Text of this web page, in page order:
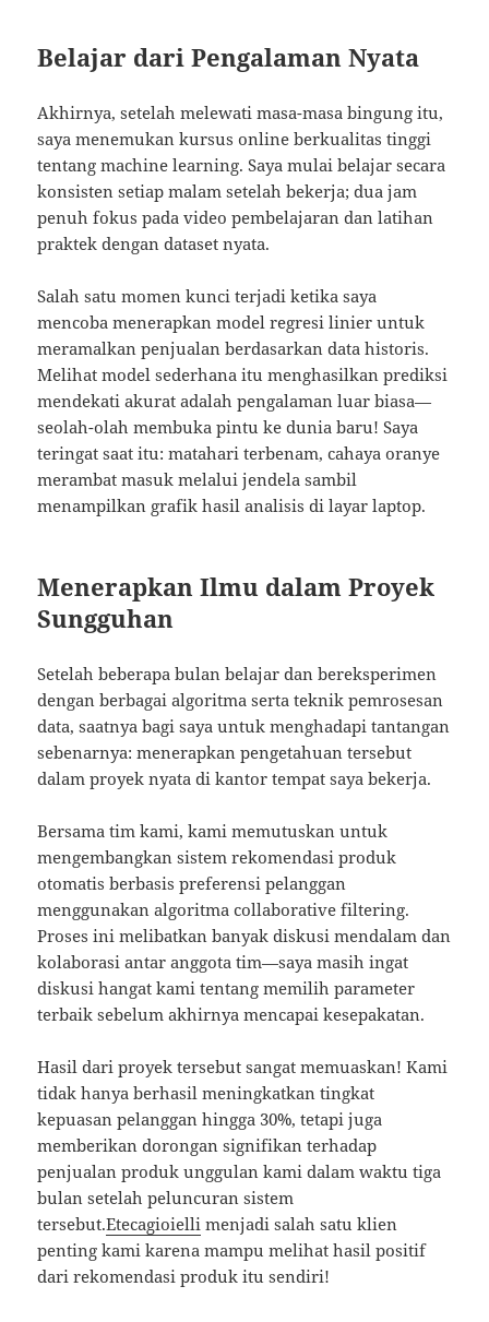
Belajar dari Pengalaman Nyata
Akhirnya, setelah melewati masa-masa bingung itu,
saya menemukan kursus online berkualitas tinggi
tentang machine learning. Saya mulai belajar secara
konsisten setiap malam setelah bekerja; dua jam
penuh fokus pada video pembelajaran dan latihan
praktek dengan dataset nyata.
Salah satu momen kunci terjadi ketika saya
mencoba menerapkan model regresi linier untuk
meramalkan penjualan berdasarkan data historis.
Melihat model sederhana itu menghasilkan prediksi
mendekati akurat adalah pengalaman luar biasa—
seolah-olah membuka pintu ke dunia baru! Saya
teringat saat itu: matahari terbenam, cahaya oranye
merambat masuk melalui jendela sambil
menampilkan grafik hasil analisis di layar laptop.
Menerapkan Ilmu dalam Proyek
Sungguhan
Setelah beberapa bulan belajar dan bereksperimen
dengan berbagai algoritma serta teknik pemrosesan
data, saatnya bagi saya untuk menghadapi tantangan
sebenarnya: menerapkan pengetahuan tersebut
dalam proyek nyata di kantor tempat saya bekerja.
Bersama tim kami, kami memutuskan untuk
mengembangkan sistem rekomendasi produk
otomatis berbasis preferensi pelanggan
menggunakan algoritma collaborative filtering.
Proses ini melibatkan banyak diskusi mendalam dan
kolaborasi antar anggota tim—saya masih ingat
diskusi hangat kami tentang memilih parameter
terbaik sebelum akhirnya mencapai kesepakatan.
Hasil dari proyek tersebut sangat memuaskan! Kami
tidak hanya berhasil meningkatkan tingkat
kepuasan pelanggan hingga 30%, tetapi juga
memberikan dorongan signifikan terhadap
penjualan produk unggulan kami dalam waktu tiga
bulan setelah peluncuran sistem
tersebut.Etecagioielli menjadi salah satu klien
penting kami karena mampu melihat hasil positif
dari rekomendasi produk itu sendiri!